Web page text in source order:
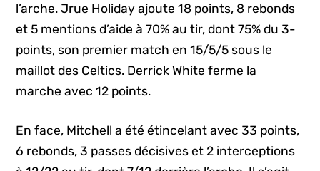
l’arche. Jrue Holiday ajoute 18 points, 8 rebonds
et 5 mentions d’aide à 70% au tir, dont 75% du 3-
points, son premier match en 15/5/5 sous le
maillot des Celtics. Derrick White ferme la
marche avec 12 points.
En face, Mitchell a été étincelant avec 33 points,
6 rebonds, 3 passes décisives et 2 interceptions